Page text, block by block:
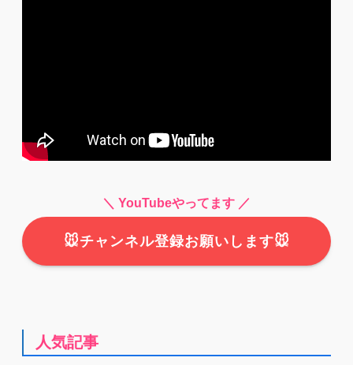
＼ YouTubeやってます ／
🐭チャンネル登録お願いします🐭
人気記事